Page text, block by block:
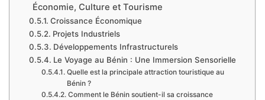
Économie, Culture et Tourisme
Croissance Économique
Projets Industriels
Développements Infrastructurels
Le Voyage au Bénin : Une Immersion Sensorielle
Quelle est la principale attraction touristique au
Bénin ?
Comment le Bénin soutient-il sa croissance